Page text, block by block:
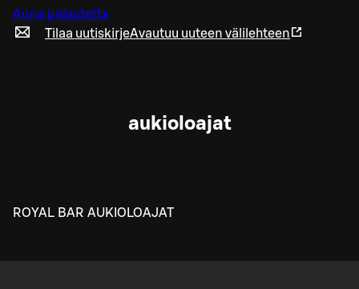
Anna palautetta
Tilaa uutiskirjeAvautuu uuteen välilehteen
aukioloajat
ROYAL BAR AUKIOLOAJAT